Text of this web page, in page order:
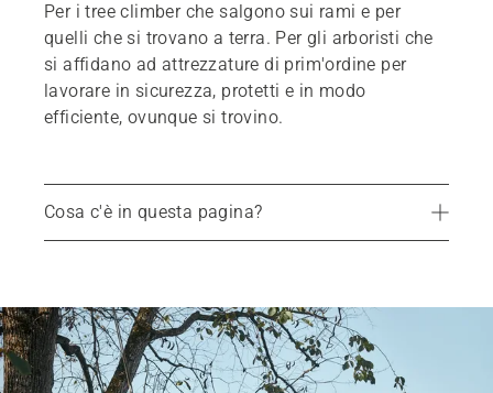
Per i tree climber che salgono sui rami e per
quelli che si trovano a terra. Per gli arboristi che
si affidano ad attrezzature di prim'ordine per
lavorare in sicurezza, protetti e in modo
efficiente, ovunque si trovino.
Cosa c'è in questa pagina?
Attrezzatura da arrampicata
Abbigliamento protettivo
Cerca rivenditore